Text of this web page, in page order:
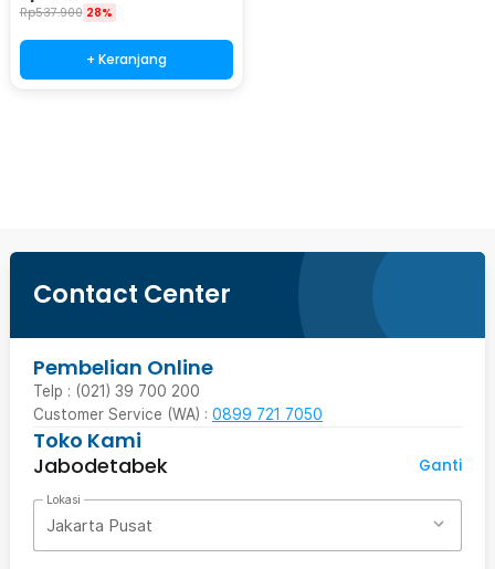
Rp537.900 28%
+ Keranjang
Contact Center
Pembelian Online
Telp : (021) 39 700 200
Customer Service (WA) : 0899 721 7050
Toko Kami
Jabodetabek
Ganti
Lokasi
Jakarta Pusat